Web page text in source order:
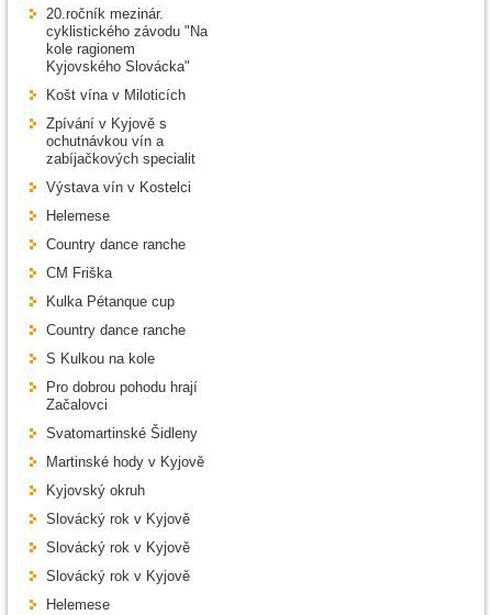
20.ročník mezinár.
cyklistického závodu "Na
kole ragionem
Kyjovského Slovácka"
Košt vína v Miloticích
Zpívání v Kyjově s
ochutnávkou vín a
zabíjačkových specialit
Výstava vín v Kostelci
Helemese
Country dance ranche
CM Friška
Kulka Pétanque cup
Country dance ranche
S Kulkou na kole
Pro dobrou pohodu hrají
Začalovci
Svatomartinské Šidleny
Martinské hody v Kyjově
Kyjovský okruh
Slovácký rok v Kyjově
Slovácký rok v Kyjově
Slovácký rok v Kyjově
Helemese